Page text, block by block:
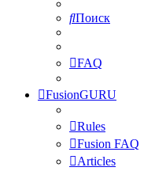
Поиск
FAQ
FusionGURU
Rules
Fusion FAQ
Articles